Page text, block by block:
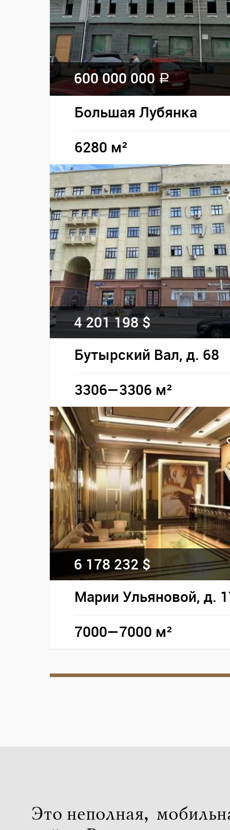
600 000 000a
Большая Лубянка
6280 м²
4 201 198 $
Бутырский Вал, д. 68
3306—3306 м²
6 178 232 $
Марии Ульяновой, д.
7000—7000 м²
Это неполная,